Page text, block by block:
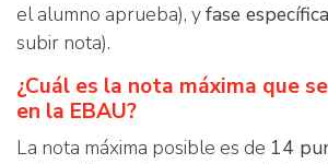
el alumno aprueba), yfase específica
subir nota).
¿Cuál es la nota máxima que
en la EBAU?
La nota máxima posible es de 14